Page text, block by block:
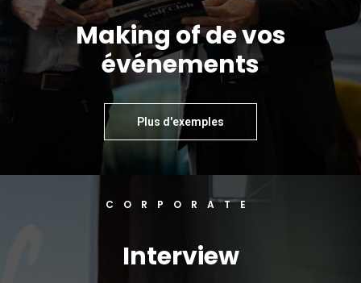
Making of de vos
événements
Plus d'exemples
CORPORATE
Interview